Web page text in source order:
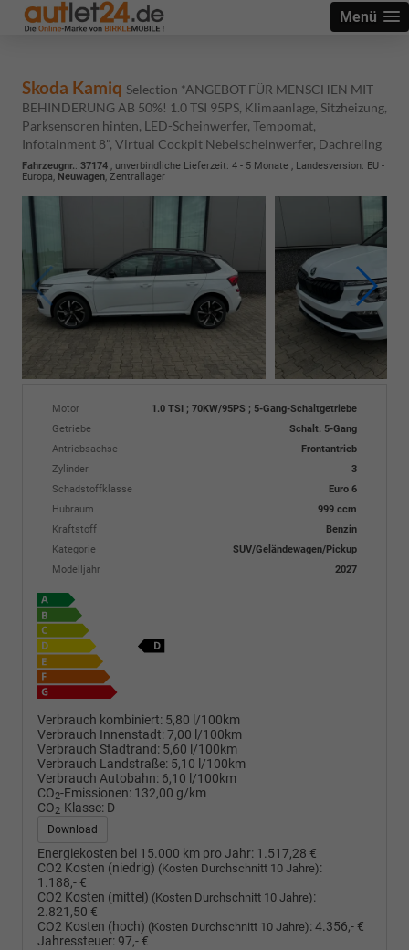
Menü
Skoda Kamiq Selection *ANGEBOT FÜR MENSCHEN MIT
BEHINDERUNG AB 50%! 1.0 TSI 95PS, Klimaanlage, Sitzheizung,
Parksensoren hinten, LED-Scheinwerfer, Tempomat,
Infotainment 8", Virtual Cockpit Nebelscheinwerfer, Dachreling
Fahrzeugnr.: 37174 , unverbindliche Lieferzeit: 4 - 5 Monate , Landesversion: EU -
Europa, Neuwagen, Zentrallager
Motor
1.0 TSI ; 70KW/95PS ; 5-Gang-Schaltgetriebe
Getriebe
Schalt. 5-Gang
Antriebsachse
Frontantrieb
Zylinder
3
Schadstoffklasse
Euro 6
Hubraum
999 ccm
Kraftstoff
Benzin
Kategorie
SUV/Geländewagen/Pickup
Modelljahr
2027
Verbrauch kombiniert: 5,80 l/100km
Verbrauch Innenstadt:7,00 l/100km
Verbrauch Stadtrand: 5,60 l/100km
Verbrauch Landstraße: 5,10 l/100km
Verbrauch Autobahn: 6,10 l/100km
CO2-Emissionen: 132,00 g/km
CO2-Klasse: D
Download
Energiekosten bei 15.000 km pro Jahr: 1.517,28 €
CO2 Kosten (niedrig) (Kosten Durchschnitt 10 Jahre):
1.188,- €
CO2 Kosten (mittel) (Kosten Durchschnitt 10 Jahre):
2.821,50 €
CO2 Kosten (hoch) (Kosten Durchschnitt 10 Jahre):4.356,- €
Jahressteuer: 97,- €